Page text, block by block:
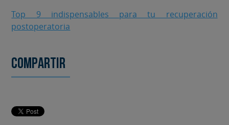
Top 9 indispensables para tu recuperación
postoperatoria
Compartir